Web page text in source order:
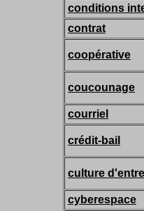
conditions
contrat
coopérative
coucounage
courriel
crédit-bail
culture
cyberespace